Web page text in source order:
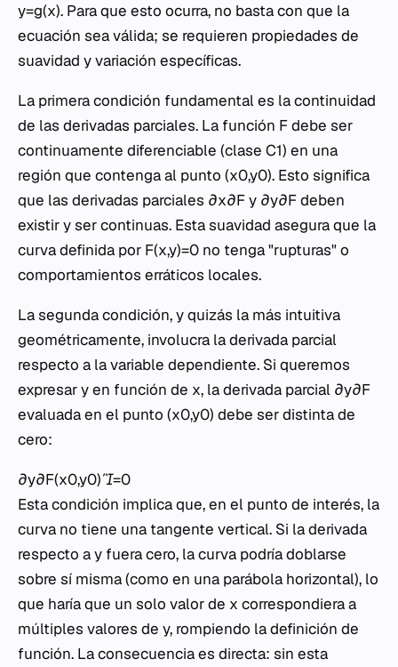
y=g(x). Para que esto ocurra, no basta con que la
ecuación sea válida; se requieren propiedades de
suavidad y variación específicas.
La primera condición fundamental es la continuidad
de las derivadas parciales. La función F debe ser
continuamente diferenciable (clase C1) en una
región que contenga al punto (x0​,y0​). Esto significa
que las derivadas parciales ∂x∂F​ y ∂y∂F​ deben
existir y ser continuas. Esta suavidad asegura que la
curva definida por F(x,y)=0 no tenga "rupturas" o
comportamientos erráticos locales.
La segunda condición, y quizás la más intuitiva
geométricamente, involucra la derivada parcial
respecto a la variable dependiente. Si queremos
expresar y en función de x, la derivada parcial ∂y∂F​
evaluada en el punto (x0​,y0​) debe ser distinta de
cero:
∂y∂F​(x0​,y0​)=0
Esta condición implica que, en el punto de interés, la
curva no tiene una tangente vertical. Si la derivada
respecto a y fuera cero, la curva podría doblarse
sobre sí misma (como en una parábola horizontal), lo
que haría que un solo valor de x correspondiera a
múltiples valores de y, rompiendo la definición de
función. La consecuencia es directa: sin esta